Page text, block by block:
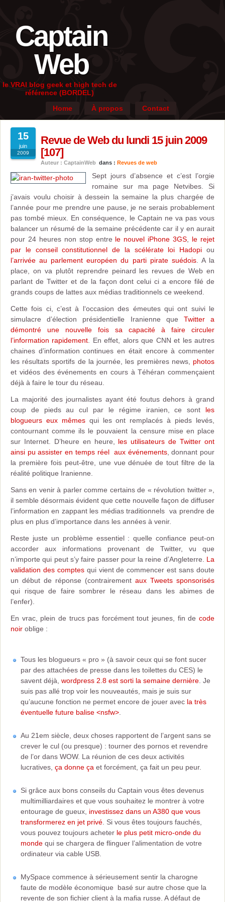
Captain
Web
le VRAI blog geek et high tech de
référence (BORDEL)
Home
À propos Contact
15
juin
2009
Revue de Web du lundi 15 juin 2009
[107]
Auteur : CaptainWeb dans : Revues de web
Sept jours d’absence et c’est l’orgie
romaine sur ma page Netvibes. Si
j’avais voulu choisir à dessein la semaine la plus chargée de
l’année pour me prendre une pause, je ne serais probablement
pas tombé mieux. En conséquence, le Captain ne va pas vous
balancer un résumé de la semaine précédente car il y en aurait
pour 24 heures non stop entre le nouvel iPhone 3GS
le rejet
par le conseil constitutionnel de la scélérate loi Hadopi ou
l’arrivée au parlement européen du parti pirate suédois. A la
place, on va plutôt reprendre peinard les revues de Web en
parlant de Twitter et de la façon dont celui ci a encore filé de
grands coups de lattes aux médias traditionnels ce weekend.
Cette fois ci, c’est à l‘occasion des émeutes qui ont suivi le
simulacre d’élection présidentielle Iranienne que Twitter a
démontré une nouvelle fois sa capacité à faire circuler
l’information rapidement . En effet, alors que CNN et les autres
chaines d’information continues en était encore à commenter
les résultats sportifs de la journée, les premières news, photos
et vidéos des événements en cours à Téhéran commençaient
déjà à faire le tour du réseau.
La majorité des journalistes ayant été foutus dehors à grand
coup de pieds au cul par le régime iranien, ce sont les
blogueurs eux mêmesqui les ont remplacés à pieds levés,
contournant comme ils le pouvaient la censure mise en place
sur Internet. D’heure en heure, les utilisateurs de Twitter ont
ainsi pu assister en temps réel aux événements, donnant pour
la première fois peut-être, une vue dénuée de tout filtre de la
réalité politique Iranienne.
Sans en venir à parler comme certains de « révolution twitter »,
il semble désormais évident que cette nouvelle façon de diffuser
l’information en zappant les médias traditionnels va prendre de
plus en plus d’importance dans les années à venir.
Reste juste un problème essentiel : quelle confiance peut-on
accorder aux informations provenant de Twitter, vu que
n’importe qui peut s’y faire passer pour la reine d’Angleterre. La
validation des comptesqui vient de commencer est sans doute
un début de réponse (contrairement aux Tweets sponsorisés
qui risque de faire sombrer le réseau dans les abimes de
l’enfer).
En vrac, plein de trucs pas forcément tout jeunes, fin de code
noir oblige :
Tous les blogueurs « pro » (à savoir ceux qui se font sucer
par des attachées de presse dans les toilettes du CES) le
savent déjà, wordpress 2.8 est sorti la semaine dernière . Je
suis pas allé trop voir les nouveautés, mais je suis sur
qu’aucune fonction ne permet encore de jouer avec la très
éventuelle future balise <nsfw>
Au 21em siècle, deux choses rapportent de l’argent sans se
crever le cul (ou presque) : tourner des pornos et revendre
de l’or dans WOW. La réunion de ces deux activités
lucratives, ça donne ça et forcément, ça fait un peu peur.
Si grâce aux bons conseils du Captain vous êtes devenus
multimilliardaires et que vous souhaitez le montrer à votre
entourage de gueux, investissez dans un A380 que vous
transformerez en jet privé . Si vous êtes toujours fauchés,
vous pouvez toujours acheter le plus petit micro-onde du
monde qui se chargera de flinguer l’alimentation de votre
ordinateur via cable USB.
MySpace commence à sérieusement sentir la charogne
faute de modèle économique basé sur autre chose que la
revente de son fichier client à la mafia russe. A défaut de